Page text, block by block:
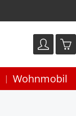
Wohnmobil